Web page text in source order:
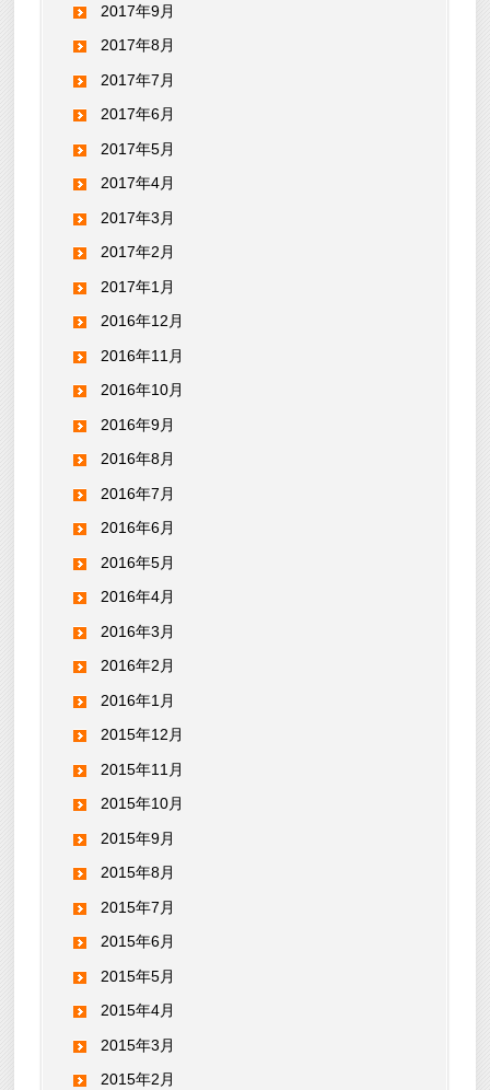
2017年9月
2017年8月
2017年7月
2017年6月
2017年5月
2017年4月
2017年3月
2017年2月
2017年1月
2016年12月
2016年11月
2016年10月
2016年9月
2016年8月
2016年7月
2016年6月
2016年5月
2016年4月
2016年3月
2016年2月
2016年1月
2015年12月
2015年11月
2015年10月
2015年9月
2015年8月
2015年7月
2015年6月
2015年5月
2015年4月
2015年3月
2015年2月